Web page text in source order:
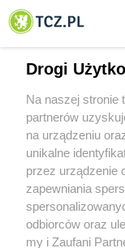
© 2001-2026 Tczew -
O FIRMIE
REKLAMA
Drogi
Na naszej stronie
partnerów
na urządzeniu
unikalne
przez urządzenie
zapewniania
odbiorców oraz
my i Zaufani